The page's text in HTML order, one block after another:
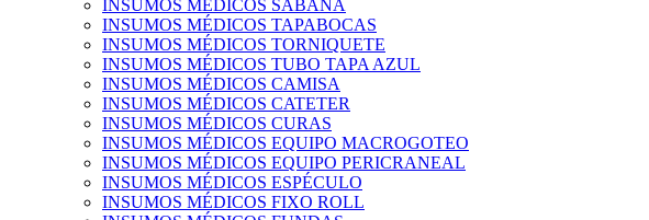
INSUMOS MÉDICOS SABANA
INSUMOS MÉDICOS TAPABOCAS
INSUMOS MÉDICOS TORNIQUETE
INSUMOS MÉDICOS TUBO TAPA AZUL
INSUMOS MÉDICOS CAMISA
INSUMOS MÉDICOS CATETER
INSUMOS MÉDICOS CURAS
INSUMOS MÉDICOS EQUIPO MACROGOTEO
INSUMOS MÉDICOS EQUIPO PERICRANEAL
INSUMOS MÉDICOS ESPÉCULO
INSUMOS MÉDICOS FIXO ROLL